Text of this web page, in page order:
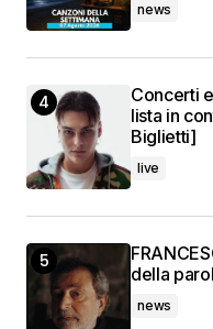
news
Concerti
lista in
Biglietti]
live
della
news